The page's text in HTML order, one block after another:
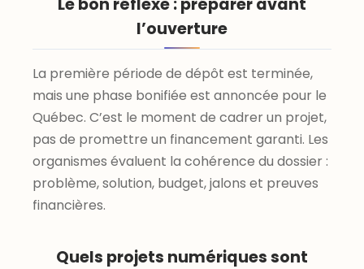
Le bon réflexe : préparer avant
l’ouverture
La première période de dépôt est terminée,
mais une phase bonifiée est annoncée pour le
Québec. C’est le moment de cadrer un projet,
pas de promettre un financement garanti. Les
organismes évaluent la cohérence du dossier :
problème, solution, budget, jalons et preuves
financières.
Quels projets numériques sont